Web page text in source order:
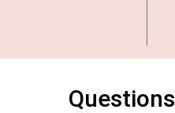
Questions